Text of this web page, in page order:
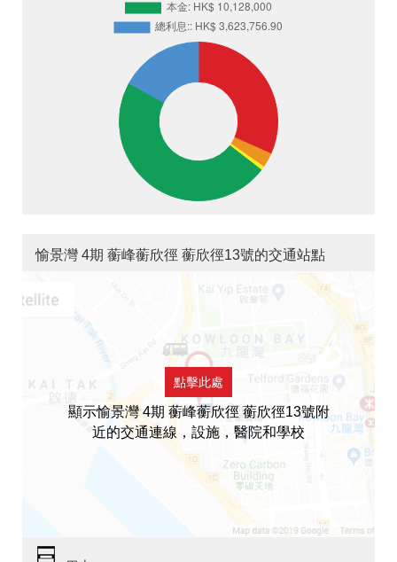
愉景灣 4期 蘅峰蘅欣徑 蘅欣徑13號的交通站點
點擊此處
顯示愉景灣 4期 蘅峰蘅欣徑 蘅欣徑13號附
近的交通連線，設施，醫院和學校